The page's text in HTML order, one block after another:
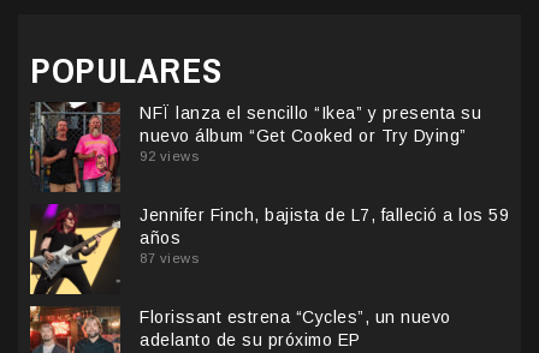
POPULARES
NFÏ lanza el sencillo “Ikea” y presenta su
nuevo álbum “Get Cooked or Try Dying”
92 views
Jennifer Finch, bajista de L7, falleció a los 59
años
87 views
Florissant estrena “Cycles”, un nuevo
adelanto de su próximo EP